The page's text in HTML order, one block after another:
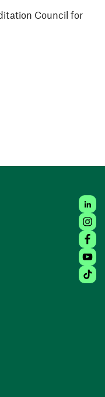
Council for
fenêtre)
une nouvelle
une nouvelle